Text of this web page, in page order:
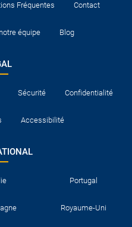
Fréquentes Contact
équipe Blog
Sécurité Confidentialité
Accessibilité
Portugal
Royaume-Uni